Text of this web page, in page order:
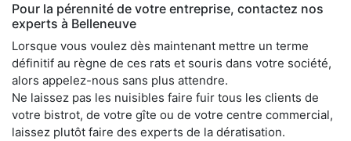
Pour la pérennité de votre entreprise, contactez nos
experts à Belleneuve
Lorsque vous voulez dès maintenant mettre un terme
définitif au règne de ces rats et souris dans votre société,
alors appelez-nous sans plus attendre.
Ne laissez pas les nuisibles faire fuir tous les clients de
votre bistrot, de votre gîte ou de votre centre commercial,
laissez plutôt faire des experts de la dératisation.